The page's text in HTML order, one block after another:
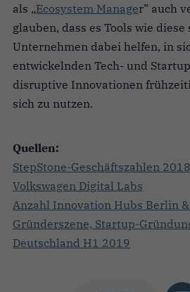
als „Ecosystem Manager” auch
glauben, dass es Tools wie diese
Unternehmen dabei helfen, in
entwickelnden Tech- und
disruptive Innovationen
sich zu nutzen.
Quellen:
StepStone-Geschäftszahlen
Volkswagen Digital Labs
Anzahl Innovation Hubs Berlin
Gründerszene, Startup-
Deutschland H1 2019